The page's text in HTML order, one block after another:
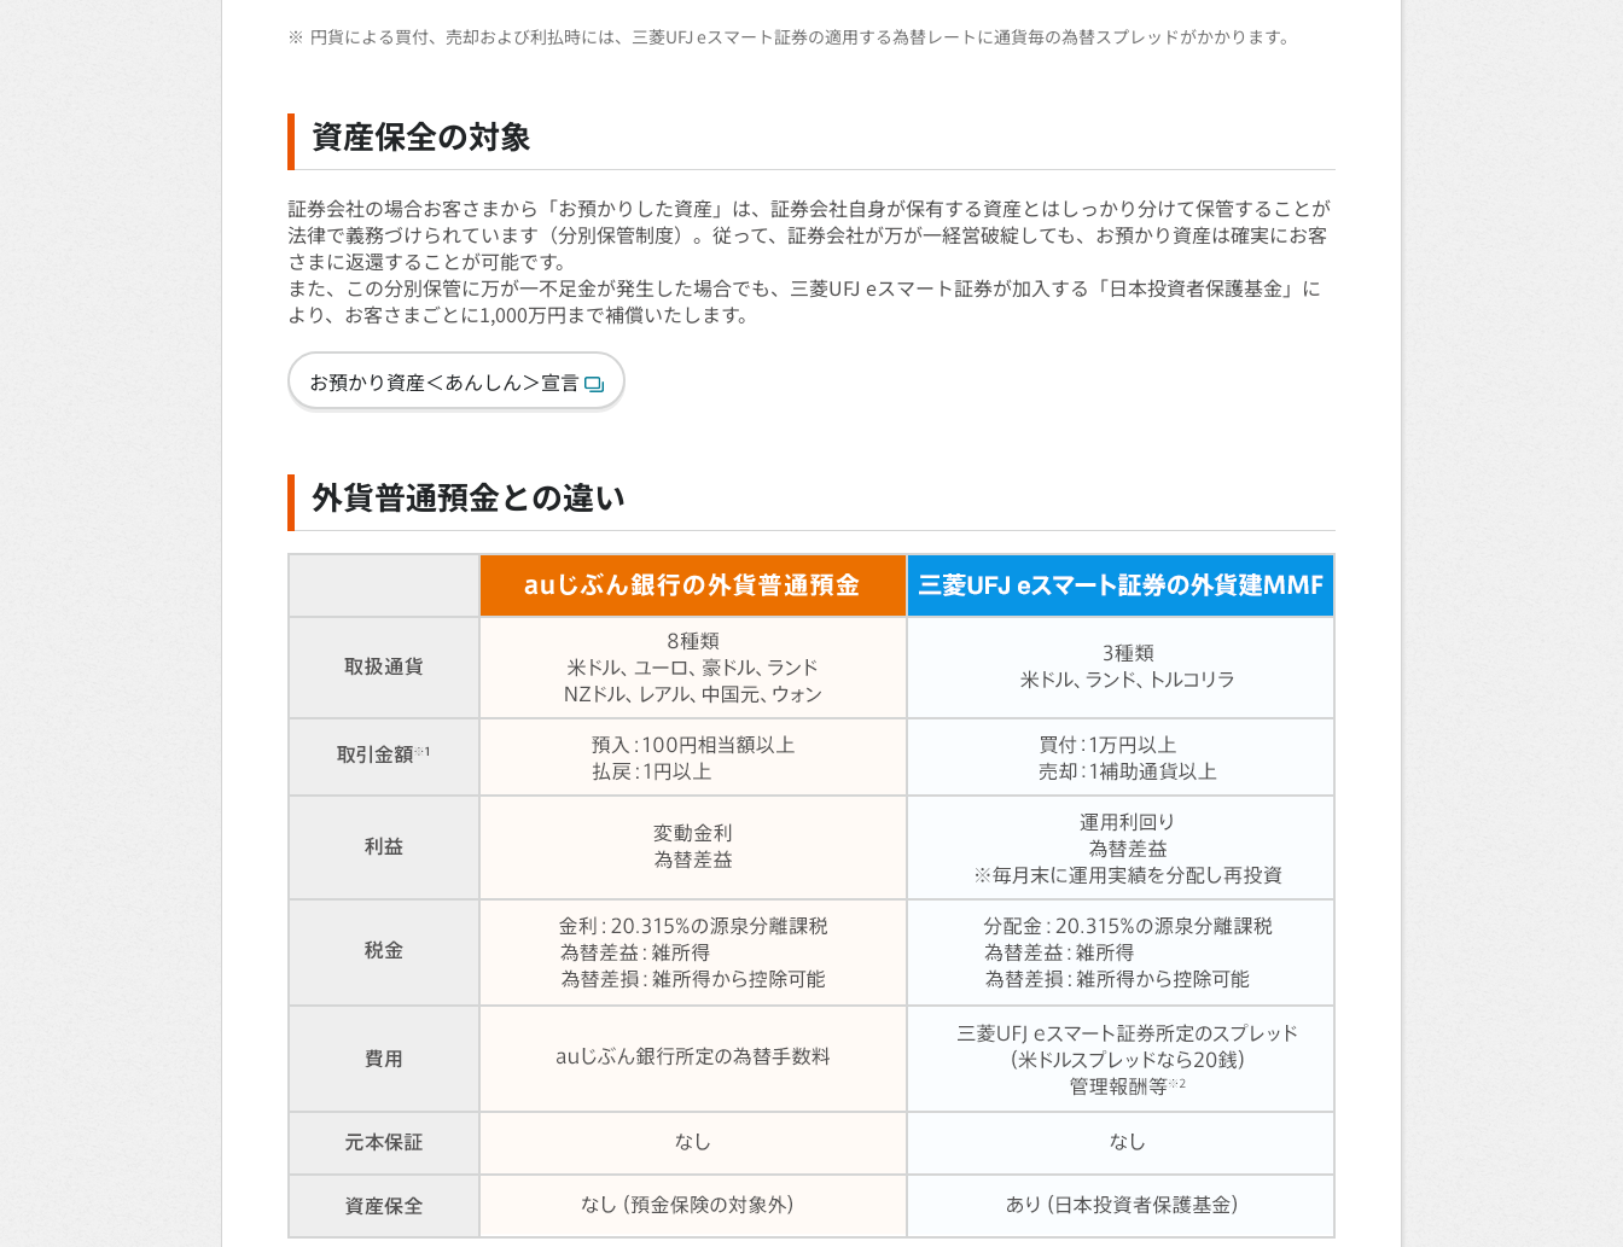
※ 円貨による買付、売却および利払時には、三菱UFJ eスマート証券の適用する為替レートに通貨毎の為替スプレッドがかかります。
資産保全の対象
証券会社の場合お客さまから「お預かりした資産」は、証券会社自身が保有する資産とはしっかり分けて保管することが
法律で義務づけられています（分別保管制度）。従って、証券会社が万が一経営破綻しても、お預かり資産は確実にお客
さまに返還することが可能です。
また、この分別保管に万が一不足金が発生した場合でも、三菱UFJ eスマート証券が加入する「日本投資者保護基金」に
より、お客さまごとに1,000万円まで補償いたします。
お預かり資産＜あんしん＞宣言
外貨普通預金との違い